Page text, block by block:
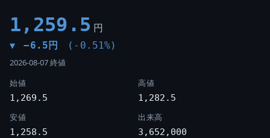
1,259.5 円
▼ −6.5円 (-0.51%)
2026-08-07 終値
始値
1,269.5
高値
1,282.5
安値
1,258.5
出来高
3,652,000